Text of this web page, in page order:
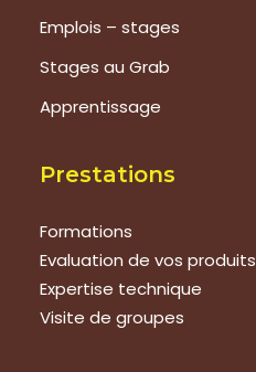
Emplois – stages
Stages au Grab
Apprentissage
Prestations
Formations
Evaluation de vos produits
Expertise technique
Visite de groupes